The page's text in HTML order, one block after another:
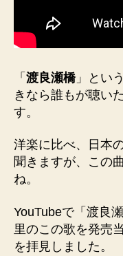
森
の
エ
ー
ド
て
感
無
量
「 渡良瀬橋」とい
きなら誰もが聴い
す。
洋楽に比べ、日本
聞きますが、この
ね。
YouTubeで「渡良
里のこの歌を発売
を拝見しました。